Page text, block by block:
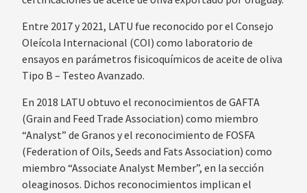
‍Entre 2017 y 2021, LATU fue reconocido por el Consejo
Oleícola Internacional (COI) como laboratorio de
ensayos en parámetros fisicoquímicos de aceite de oliva
Tipo B – Testeo Avanzado.
En 2018 LATU obtuvo el reconocimientos de GAFTA
(Grain and Feed Trade Association) como miembro
“Analyst” de Granos y el reconocimiento de FOSFA
(Federation of Oils, Seeds and Fats Association) como
miembro “Associate Analyst Member”, en la sección
oleaginosos. Dichos reconocimientos implican el